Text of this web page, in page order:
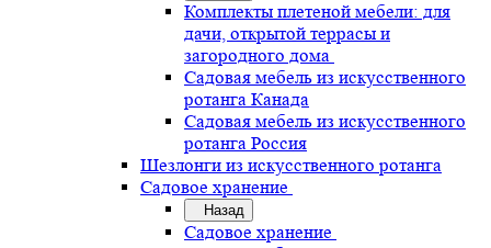
Комплекты плетеной мебели: для
дачи, открытой террасы и
загородного дома
Садовая мебель из искусственного
ротанга Канада
Садовая мебель из искусственного
ротанга Россия
Шезлонги из искусственного ротанга
Садовое хранение
Назад
Садовое хранение